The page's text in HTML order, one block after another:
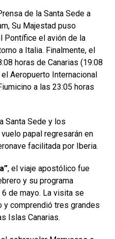
de la Santa Sede a
Su Majestad puso
Pontífice el avión de la
a Italia. Finalmente, el
horas de Canarias (19:08
Aeropuerto Internacional
a las 23:05 horas
Santa Sede y los
papal regresarán en
facilitada por Iberia.
, el viaje apostólico fue
y su programa
de mayo. La visita se
y comprendió tres grandes
Islas Canarias.